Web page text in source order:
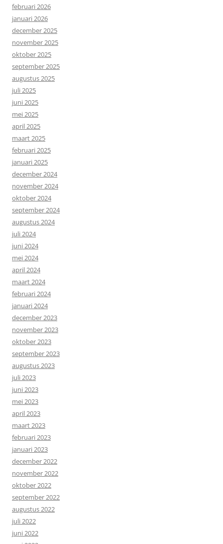
februari 2026
januari 2026
december 2025
november 2025
oktober 2025
september 2025
augustus 2025
juli 2025
juni 2025
mei 2025
april 2025
maart 2025
februari 2025
januari 2025
december 2024
november 2024
oktober 2024
september 2024
augustus 2024
juli 2024
juni 2024
mei 2024
april 2024
maart 2024
februari 2024
januari 2024
december 2023
november 2023
oktober 2023
september 2023
augustus 2023
juli 2023
juni 2023
mei 2023
april 2023
maart 2023
februari 2023
januari 2023
december 2022
november 2022
oktober 2022
september 2022
augustus 2022
juli 2022
juni 2022